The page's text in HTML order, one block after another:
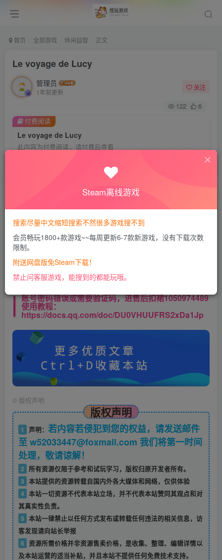
首页 全部游戏 休闲益智 正文
Le voyage de Lucy
管理员
1年前更新
关注
122 6
Le voyage de Lucy
此内容为付费阅读，请付费后查看
开通会员
付费阅读
《Gisei Hero》Steam 搜索《ギセイヒーロー》才能搜到
1000王子：生而为爱你
账号密码错误或需要验证码，进售后扣裙1050974489
使用教程：
https://docs.qq.com/doc/DU0VHUUFRS2xDa1Jp
© 版权声明
版权声明
1 声明： 若内容若侵犯到您的权益，请发送邮件
至 w52033447@foxmail.com 我们将第一时间
处理，敬请谅解！
2
所有资源仅限于参考和试玩学习，版权归原开发者所有。
3 本站提供的资源转载自国内外各大媒体和网络，仅供体验
4 本站一切资源不代表本站立场，并不代表本站赞同其观点和对
其真实性负责。
5 本站一律禁止以任何方式发布或转载任何违法的相关信息，访
客发现请向站长举报
6
资源所需价格并非资源售卖价格，是收集、整理、编辑详情以
及本站运营的适当补贴，并且本站不提供任何免费技术支持。
Steam离线游戏
搜索尽量中文缩短搜索不然很多游戏搜不到
会员畅玩1800+款游戏~~每周更新6-7款新游戏，没有下载次数
限制。
附送网盘版免Steam下载！
禁止问客服游戏，能搜到的都能玩哦。